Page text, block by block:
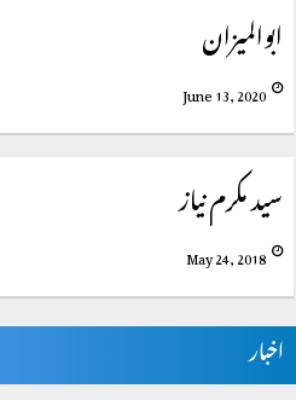
ابوالمیزان
June 13, 2020
سید مکرم نیاز
May 24, 2018
اخبار